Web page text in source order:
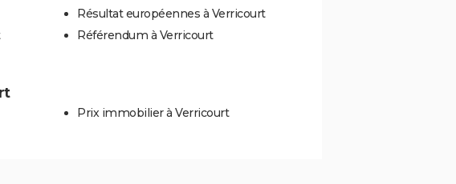
Résultat européennes à Verricourt
Référendum à Verricourt
Prix immobilier à Verricourt